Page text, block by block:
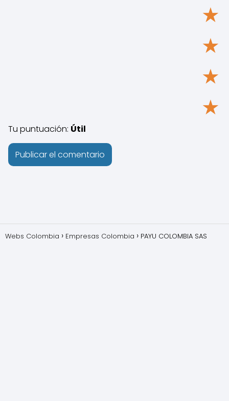
★
★
★
★
Tu puntuación: Útil
Webs Colombia Empresas Colombia PAYU COLOMBIA SAS